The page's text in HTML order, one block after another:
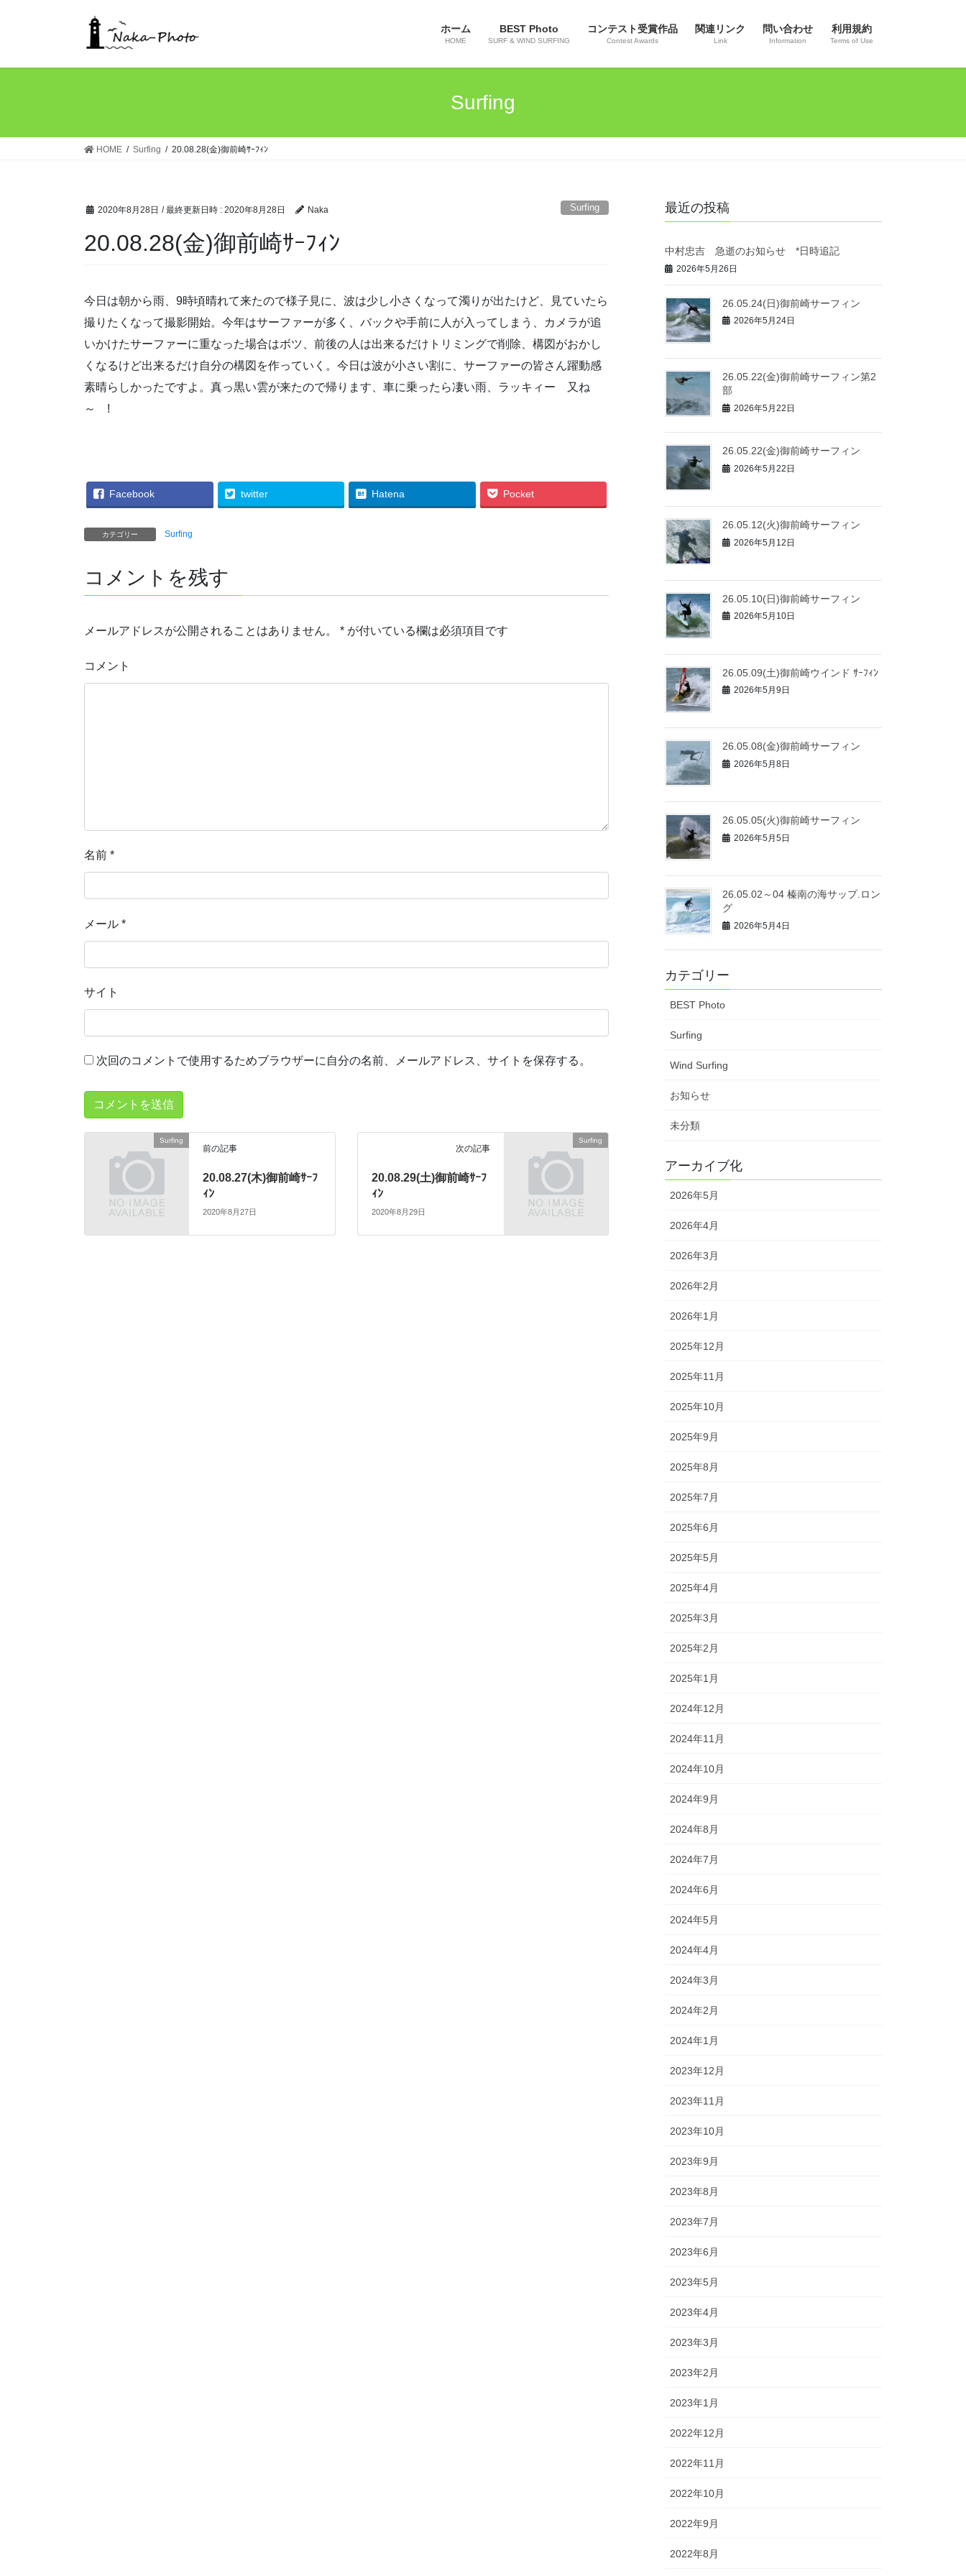
ホーム
HOME
BEST Photo
SURF & WIND SURFING
コンテスト受賞作品
Contest Awards
関連リンク
Link
問い合わせ
Information
利用規約
Terms of Use
Surfing
HOME Surfing 20.08.28(金)御前崎ｻｰﾌｨﾝ
2020年8月28日 / 最終更新日時 : 2020年8月28日 Naka Surfing
20.08.28(金)御前崎ｻｰﾌｨﾝ
今日は朝から雨、9時頃晴れて来たので様子見に、波は少し小さくなって濁りが出たけど、見ていたら
撮りたくなって撮影開始。今年はサーファーが多く、バックや手前に人が入ってしまう、カメラが追
いかけたサーファーに重なった場合はボツ、前後の人は出来るだけトリミングで削除、構図がおかし
くなるけど出来るだけ自分の構図を作っていく。今日は波が小さい割に、サーファーの皆さん躍動感
素晴らしかったですよ。真っ黒い雲が来たので帰ります、車に乗ったら凄い雨、ラッキィー 又ね
～ !
Facebook twitter Hatena Pocket
カテゴリー Surfing
コメントを残す
メールアドレスが公開されることはありません。 * が付いている欄は必須項目です
コメント
名前 *
メール *
サイト
次回のコメントで使用するためブラウザーに自分の名前、メールアドレス、サイトを保存する。
Surfing
前の記事
20.08.27(木)御前崎ｻｰﾌ
ｨﾝ
2020年8月27日
Surfing
次の記事
20.08.29(土)御前崎ｻｰﾌ
ｨﾝ
2020年8月29日
最近の投稿
中村忠吉 急逝のお知らせ *日時追記
2026年5月26日
26.05.24(日)御前崎サーフィン
2026年5月24日
26.05.22(金)御前崎サーフィン第2
部
2026年5月22日
26.05.22(金)御前崎サーフィン
2026年5月22日
26.05.12(火)御前崎サーフィン
2026年5月12日
26.05.10(日)御前崎サーフィン
2026年5月10日
26.05.09(土)御前崎ウインド ｻｰﾌｨﾝ
2026年5月9日
26.05.08(金)御前崎サーフィン
2026年5月8日
26.05.05(火)御前崎サーフィン
2026年5月5日
26.05.02～04 榛南の海サップ.ロン
グ
2026年5月4日
カテゴリー
BEST Photo
Surfing
Wind Surfing
お知らせ
未分類
アーカイブ化
2026年5月
2026年4月
2026年3月
2026年2月
2026年1月
2025年12月
2025年11月
2025年10月
2025年9月
2025年8月
2025年7月
2025年6月
2025年5月
2025年4月
2025年3月
2025年2月
2025年1月
2024年12月
2024年11月
2024年10月
2024年9月
2024年8月
2024年7月
2024年6月
2024年5月
2024年4月
2024年3月
2024年2月
2024年1月
2023年12月
2023年11月
2023年10月
2023年9月
2023年8月
2023年7月
2023年6月
2023年5月
2023年4月
2023年3月
2023年2月
2023年1月
2022年12月
2022年11月
2022年10月
2022年9月
2022年8月